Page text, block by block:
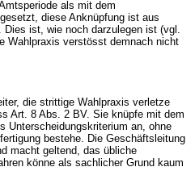
als mit dem
diese Anknüpfung ist aus
ist, wie noch darzulegen ist (vgl.
Wahlpraxis verstösst demnach nicht
die strittige Wahlpraxis verletze
Art. 8 Abs. 2 BV. Sie knüpfe mit dem
Unterscheidungskriterium an, ohne
bestehe. Die Geschäftsleitung
macht geltend, das übliche
könne als sachlicher Grund kaum